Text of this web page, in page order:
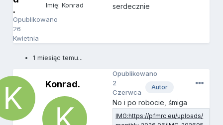
.
Opublikowano
26
Kwietnia
Imię: Konrad
serdecznie
1 miesiąc temu...
Konrad. Autor
Opublikowano
2
Czerwca
No i po robocie, śmiga